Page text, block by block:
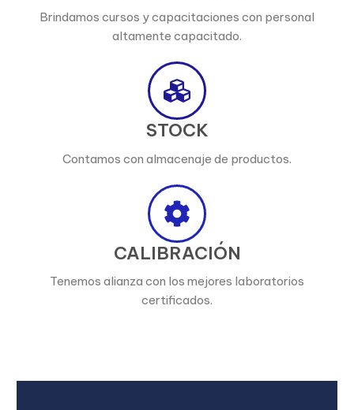
Brindamos cursos y capacitaciones con personal
altamente capacitado.
STOCK
Contamos con almacenaje de productos.
CALIBRACIÓN
Tenemos alianza con los mejores laboratorios
certificados.